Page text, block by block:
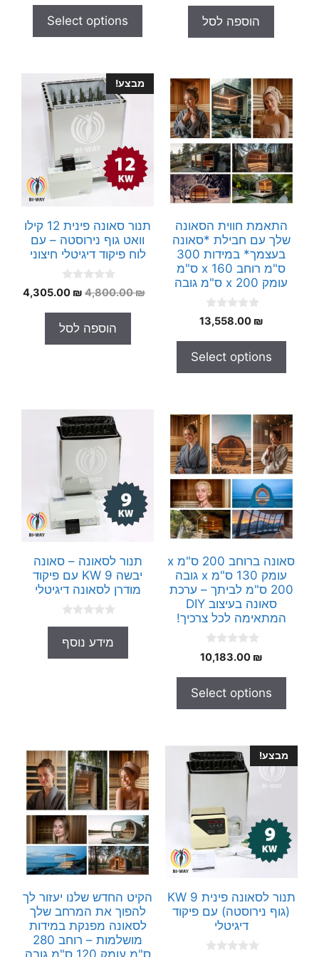
o
5
הוספה לסל
o
5
Select options
התאמת חווית הסאונה
שלך עם חבילת *סאונה
בעצמך* במידות 300
ס"מ רוחב x 160 ס"מ
עומק x 200 ס"מ גובה
0
o
o
5
13,558.00 ₪
Select options
מבצע!
תנור סאונה פינית 12 קילו
וואט גוף נירוסטה – עם
לוח פיקוד דיגיטלי חיצוני
0
o
o
5
4,800.00₪
המחיר
היה:
4,800.00 ₪.
4,305.00 ₪
הוספה לסל
סאונה ברוחב 200 ס"מ x
עומק 130 ס"מ x גובה
200 ס"מ לביתך – ערכת
סאונה בעיצוב DIY
המתאימה לכל צרכיך!
0
o
o
5
10,183.00 ₪
Select options
תנור לסאונה – סאונה
יבשה 9 KW עם פיקוד
מודרן לסאונה דיגיטלי
0
u
מידע נוסף
מבצע!
תנור לסאונה פינית 9 KW
(גוף נירוסטה) עם פיקוד
דיגיטלי
הקיט החדש שלנו יעזור לך
להפוך את המרחב שלך
לסאונה מפנקת במידות
מושלמות – רוחב 280
ס"מ עומק 120 ס"מ גובה